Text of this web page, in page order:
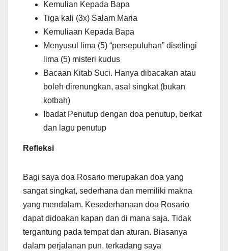
Kemulian Kepada Bapa
Tiga kali (3x) Salam Maria
Kemuliaan Kepada Bapa
Menyusul lima (5) “persepuluhan” diselingi
lima (5) misteri kudus
Bacaan Kitab Suci. Hanya dibacakan atau
boleh direnungkan, asal singkat (bukan
kotbah)
Ibadat Penutup dengan doa penutup, berkat
dan lagu penutup
Refleksi
Bagi saya doa Rosario merupakan doa yang
sangat singkat, sederhana dan memiliki makna
yang mendalam. Kesederhanaan doa Rosario
dapat didoakan kapan dan di mana saja. Tidak
tergantung pada tempat dan aturan. Biasanya
dalam perjalanan pun, terkadang saya